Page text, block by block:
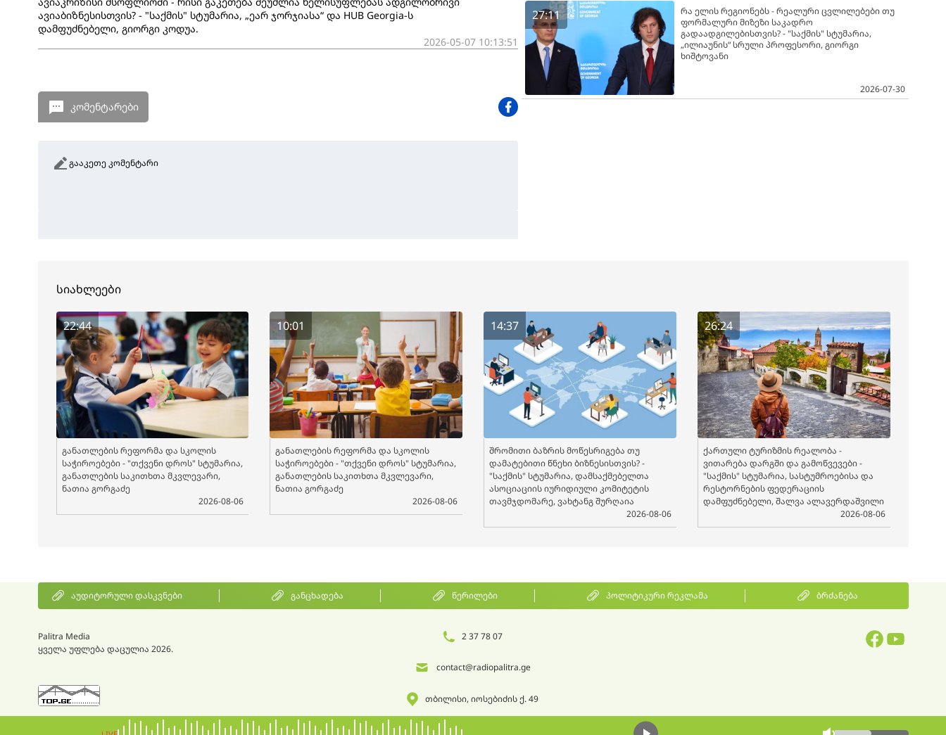
ავიაბიზნესისთვის? - "საქმის" სტუმარია, „ეარ ჯორჯიასა“ და HUB Georgia-ს
დამფუძნებელი, გიორგი კოდუა.
2026-05-07 10:13:51
კომენტარები
გააკეთე კომენტარი
27:11
რა ელის რეგიონებს - რეალური ცვლილებები თუ
ფორმალური მიზეზი საკადრო
გადაადგილებისთვის? - "საქმის" სტუმარია,
„ილიაუნის“ სრული პროფესორი, გიორგი
ხიშტოვანი
2026-07-30
სიახლეები
22:44
განათლების რეფორმა და სკოლის
საჭიროებები - "თქვენი დროს" სტუმარია,
განათლების საკითხთა მკვლევარი,
ნათია გორგაძე
2026-08-06
10:01
განათლების რეფორმა და სკოლის
საჭიროებები - "თქვენი დროს" სტუმარია,
განათლების საკითხთა მკვლევარი,
ნათია გორგაძე
2026-08-06
14:37
შრომითი ბაზრის მოწესრიგება თუ
დამატებითი წნეხი ბიზნესისთვის? -
"საქმის" სტუმარია, დამსაქმებელთა
ასოციაციის იურიდიული კომიტეტის
თავმჯდომარე, ვახტანგ შურღაია
2026-08-06
26:24
ქართული ტურიზმის რეალობა -
ვითარება დარგში და გამოწვევები -
"საქმის" სტუმარია, სასტუმროებისა და
რესტორნების ფედერაციის
დამფუძნებელი, შალვა ალავერდაშვილი
2026-08-06
აუდიტორული დასკვნები განცხადება წერილები პოლიტიკური რეკლამა ბრძანება
Palitra Media
ყველა უფლება დაცულია 2026.
2 37 78 07
contact@radiopalitra.ge
თბილისი, იოსებიძის ქ. 49